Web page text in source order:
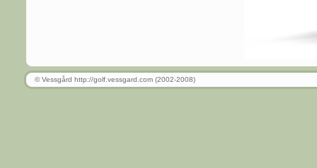
© Vessgård http://golf.vessgard.com (2002-2008)